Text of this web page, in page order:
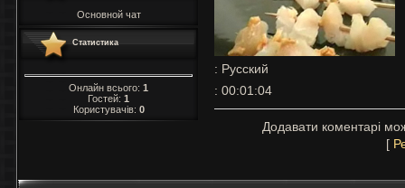
Основной чат
Статистика
Онлайн всього: 1
Гостей: 1
Користувачів: 0
: Русский
: 00:01:04
Додавати коментарі
[